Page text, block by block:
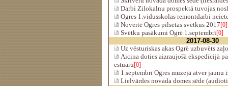
Darbi Zilokalnu prospektā tuvojas
Ogres 1.vidusskolas remontdarbi
Novērtē Ogres pilsētas svētkus 2017[0]
Svētku pasākumi Ogrē 1.septembrī[0]
2017-08-30
Uz vēsturiskas akas Ogrē uzbuvēts
Aicina doties aizraujošā ekspedīcijā
estuāru[0]
1.septembrī Ogres muzejā atver jaunu
Lielvārdes novada domes sēde